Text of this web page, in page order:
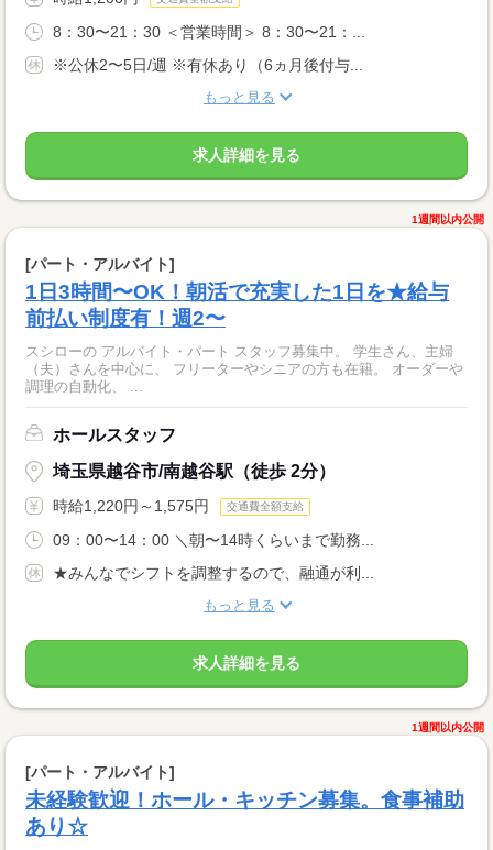
8：30〜21：30 ＜営業時間＞ 8：30〜21：...
※公休2〜5日/週 ※有休あり（6ヵ月後付与...
もっと見る
求人詳細を見る
1週間以内公開
[パート・アルバイト]
1日3時間〜OK！朝活で充実した1日を★給与
前払い制度有！週2〜
スシローの アルバイト・パート スタッフ募集中。 学生さん、主婦
（夫）さんを中心に、 フリーターやシニアの方も在籍。 オーダーや
調理の自動化、 ...
ホールスタッフ
埼玉県越谷市/南越谷駅（徒歩 2分）
時給1,220円～1,575円 交通費全額支給
09：00〜14：00 ＼朝〜14時くらいまで勤務...
★みんなでシフトを調整するので、融通が利...
もっと見る
求人詳細を見る
1週間以内公開
[パート・アルバイト]
未経験歓迎！ホール・キッチン募集。食事補助
あり☆